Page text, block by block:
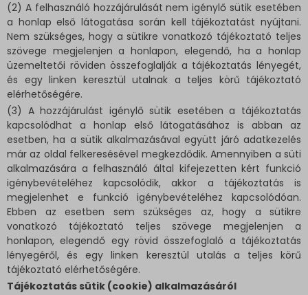
(2) A felhasználó hozzájárulását nem igénylő sütik esetében
a honlap első látogatása során kell tájékoztatást nyújtani.
Nem szükséges, hogy a sütikre vonatkozó tájékoztató teljes
szövege megjelenjen a honlapon, elegendő, ha a honlap
üzemeltetői röviden összefoglalják a tájékoztatás lényegét,
és egy linken keresztül utalnak a teljes körű tájékoztató
elérhetőségére.
(3) A hozzájárulást igénylő sütik esetében a tájékoztatás
kapcsolódhat a honlap első látogatásához is abban az
esetben, ha a sütik alkalmazásával együtt járó adatkezelés
már az oldal felkeresésével megkezdődik. Amennyiben a süti
alkalmazására a felhasználó által kifejezetten kért funkció
igénybevételéhez kapcsolódik, akkor a tájékoztatás is
megjelenhet e funkció igénybevételéhez kapcsolódóan.
Ebben az esetben sem szükséges az, hogy a sütikre
vonatkozó tájékoztató teljes szövege megjelenjen a
honlapon, elegendő egy rövid összefoglaló a tájékoztatás
lényegéről, és egy linken keresztül utalás a teljes körű
tájékoztató elérhetőségére.
Tájékoztatás sütik (cookie) alkalmazásáról